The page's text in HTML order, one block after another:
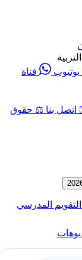
يوتيوب
قناة
اتصل بنا ⚖️ حقوق
التقويم المدرسي